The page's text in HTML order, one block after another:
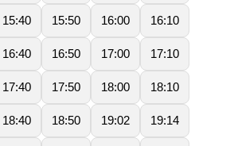
15:40 15:50 16:00 16:10
16:40 16:50 17:00 17:10
17:40 17:50 18:00 18:10
18:40 18:50 19:02 19:14